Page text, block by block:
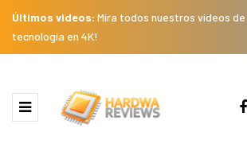
Últimos videos: Mira todos nuestros videos de
tecnología en 4K!